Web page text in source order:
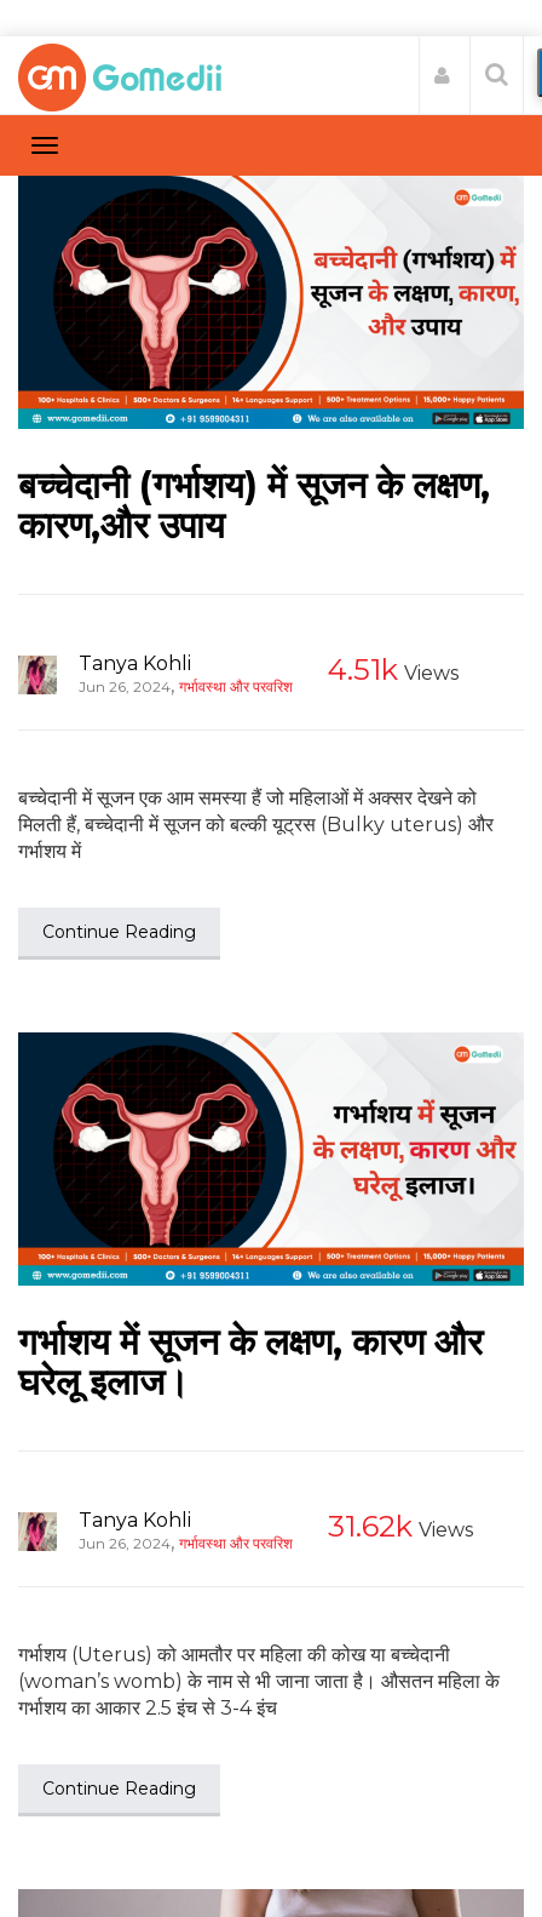
बच्चेदानी (गर्भाशय) में सूजन के लक्षण,
कारण,और उपाय
Tanya Kohli
Jun 26, 2024, गर्भावस्था और परवरिश 4.51k Views
बच्चेदानी में सूजन एक आम समस्या हैं जो महिलाओं में अक्सर देखने को
मिलती हैं, बच्चेदानी में सूजन को बल्की यूट्रस (Bulky uterus) और
गर्भाशय में
Continue Reading
गर्भाशय में सूजन के लक्षण, कारण और
घरेलू इलाज।
Tanya Kohli
Jun 26, 2024, गर्भावस्था और परवरिश 31.62k Views
गर्भाशय (Uterus) को आमतौर पर महिला की कोख या बच्चेदानी
(woman’s womb) के नाम से भी जाना जाता है। औसतन महिला के
गर्भाशय का आकार 2.5 इंच से 3-4 इंच
Continue Reading